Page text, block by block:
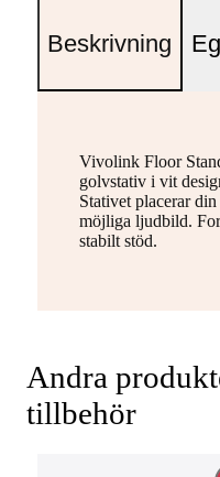
Beskrivning
Vivolink Floor
golvstativ i vit
Stativet placerar
möjliga ljudbild.
stabilt stöd.
Andra
tillbehör